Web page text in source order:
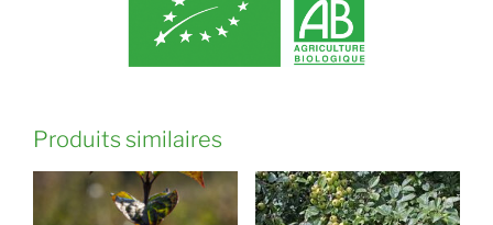
Produits similaires